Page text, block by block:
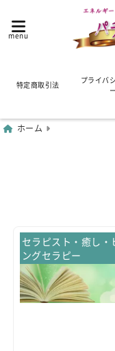
menu
特定商取引法
プライバ
ー
ホーム
セラピスト・癒し・
ングセラピー